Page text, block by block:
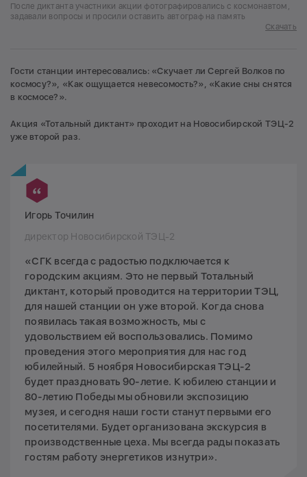
После диктанта участники акции фотографировались с космонавтом,
задавали вопросы и просили оставить автограф на память
Скачать
Гости станции интересовались: «Скучает ли Сергей Волков по
космосу?», «Как ощущается невесомость?», «Какие сны снятся
в космосе?».
Акция «Тотальный диктант» проходит на Новосибирской ТЭЦ-2
уже второй раз.
Игорь Точилин
директор Новосибирской ТЭЦ-2
«СГК всегда с радостью подключается к
городским акциям. Это не первый Тотальный
диктант, который проводится на территории ТЭЦ,
для нашей станции он уже второй. Когда снова
появилась такая возможность, мы с
удовольствием ей воспользовались. Помимо
проведения этого мероприятия для нас год
юбилейный. 5 ноября Новосибирская ТЭЦ-2
будет праздновать 90-летие. К юбилею станции и
80-летию Победы мы обновили экспозицию
музея, и сегодня наши гости станут первыми его
посетителями. Будет организована экскурсия в
производственные цеха. Мы всегда рады показать
гостям работу энергетиков изнутри».